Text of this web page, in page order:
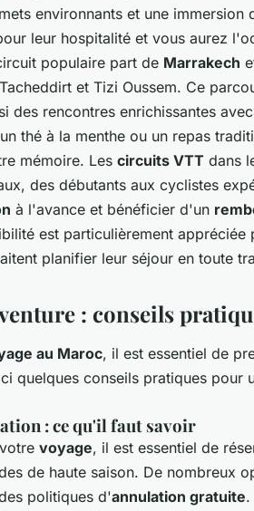
environnants et une immersion
leur hospitalité et vous aurez
populaire part de Marrakech
et Tizi Oussem. Ce
des rencontres enrichissantes
thé à la menthe ou un repas
mémoire. Les circuits VTT dans
des débutants aux cyclistes
à l'avance et bénéficier d'un
est particulièrement appréciée
planifier leur séjour en toute
: conseils
au Maroc, il est essentiel de
quelques conseils pratiques pour
: ce qu'il faut savoir
voyage, il est essentiel de
de haute saison. De nombreux
politiques d'annulation gratuite.